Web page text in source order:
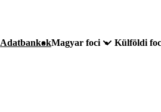
AdatbankokMagyar foci Külföldi